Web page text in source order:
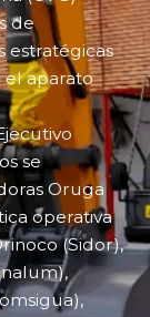
de
estratégicas
el aparato
se
Oruga
operativa
(Sidor),